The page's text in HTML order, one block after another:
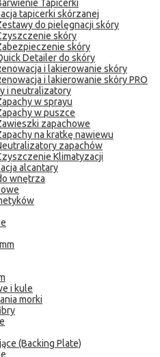
Tapicerki
tapicerki skórzanej
do pielęgnacji skóry
skóry
skóry
Detailer do skóry
i lakierowanie skóry
i lakierowanie skóry PRO
i neutralizatory
w sprayu
w puszce
zapachowe
na kratkę nawiewu
zapachów
Klimatyzacji
alcantary
wnętrza
i kule
morki
(Backing Plate)